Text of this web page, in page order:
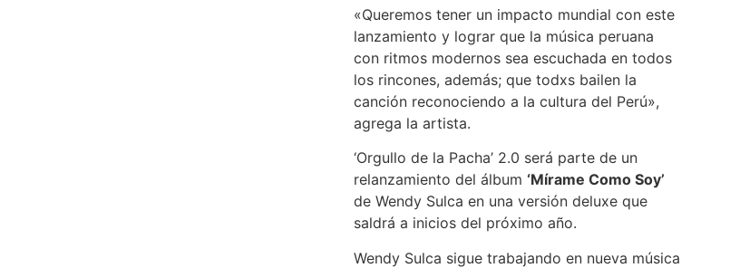
«Queremos tener un impacto mundial con este
lanzamiento y lograr que la música peruana
con ritmos modernos sea escuchada en todos
los rincones, además; que todxs bailen la
canción reconociendo a la cultura del Perú»,
agrega la artista.
‘Orgullo de la Pacha’ 2.0 será parte de un
relanzamiento del álbum ‘Mírame Como Soy’
de Wendy Sulca en una versión deluxe que
saldrá a inicios del próximo año.
Wendy Sulca sigue trabajando en nueva música